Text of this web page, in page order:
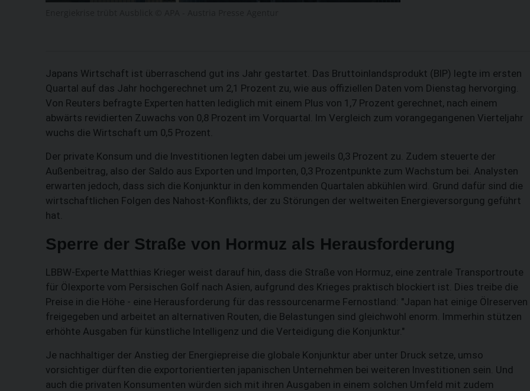
Japans Wirtschaft ist überraschend gut ins Jahr gestartet. Das Bruttoinlandsprodukt (BIP) legte im ersten
Quartal auf das Jahr hochgerechnet um 2,1 Prozent zu, wie aus offiziellen Daten vom Dienstag hervorging.
Von Reuters befragte Experten hatten lediglich mit einem Plus von 1,7 Prozent gerechnet, nach einem
abwärts revidierten Zuwachs von 0,8 Prozent im Vorquartal. Im Vergleich zum vorangegangenen Vierteljahr
wuchs die Wirtschaft um 0,5 Prozent.
Der private Konsum und die Investitionen legten dabei um jeweils 0,3 Prozent zu. Zudem steuerte der
Außenbeitrag, also der Saldo aus Exporten und Importen, 0,3 Prozentpunkte zum Wachstum bei. Analysten
erwarten jedoch, dass sich die Konjunktur in den kommenden Quartalen abkühlen wird. Grund dafür sind die
wirtschaftlichen Folgen des Nahost-Konflikts, der zu Störungen der weltweiten Energieversorgung geführt
hat.
Sperre der Straße von Hormuz als Herausforderung
LBBW-Experte Matthias Krieger weist darauf hin, dass die Straße von Hormuz, eine zentrale Transportroute
für Ölexporte vom Persischen Golf nach Asien, aufgrund des Krieges praktisch blockiert ist. Dies treibe die
Preise in die Höhe - eine Herausforderung für das ressourcenarme Fernostland: "Japan hat einige Ölreserven
freigegeben und arbeitet an alternativen Routen, die Belastungen sind gleichwohl enorm. Immerhin stützen
erhöhte Ausgaben für künstliche Intelligenz und die Verteidigung die Konjunktur."
Je nachhaltiger der Anstieg der Energiepreise die globale Konjunktur aber unter Druck setze, umso
vorsichtiger dürften die exportorientierten japanischen Unternehmen bei weiteren Investitionen sein. Und
auch die privaten Konsumenten würden sich mit ihren Ausgaben in einem solchen Umfeld mit zudem